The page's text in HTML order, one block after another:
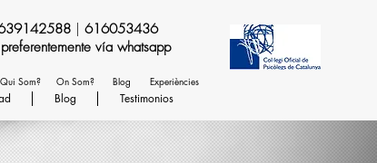
616053436
Blog Testimonios
vía whatsapp
Qui Som? On Som? Blog Experiències